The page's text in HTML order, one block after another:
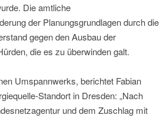
Die amtliche
der Planungsgrundlagen durch die
gegen den Ausbau der
die es zu überwinden galt.
Umspannwerks, berichtet Fabian
Standort in Dresden: „Nach
und dem Zuschlag mit